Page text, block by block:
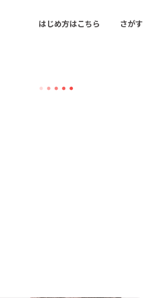
はじめ方はこちら さがす